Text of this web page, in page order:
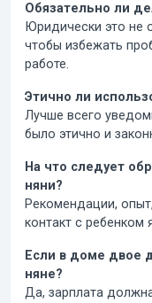
Обязательно ли
Юридически это не
чтобы избежать
работе.
Этично ли
Лучше всего
было этично и
На что следует
няни?
Рекомендации,
контакт с ребенком
Если в доме двое
няне?
Да, зарплата